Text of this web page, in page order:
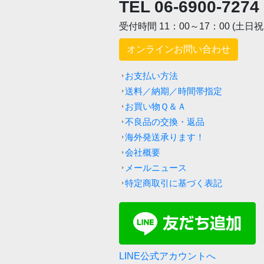
TEL 06-6900-7274
受付時間 11：00～17：00 (土日
オンラインお問い合わせ
お支払い方法
送料／納期／時間帯指定
お買い物Ｑ＆Ａ
不良品の交換・返品
海外発送承ります！
会社概要
メールニュース
特定商取引に基づく表記
LINE公式アカウントへ